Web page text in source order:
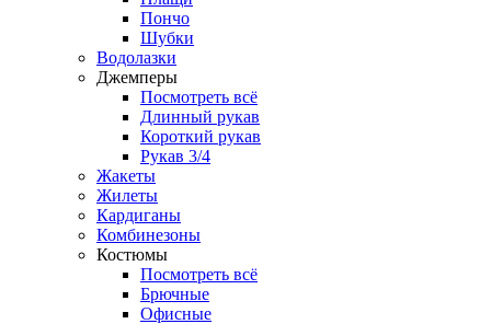
Пончо
Шубки
Водолазки
Джемперы
Посмотреть всё
Длинный рукав
Короткий рукав
Рукав 3/4
Жакеты
Жилеты
Кардиганы
Комбинезоны
Костюмы
Посмотреть всё
Брючные
Офисные